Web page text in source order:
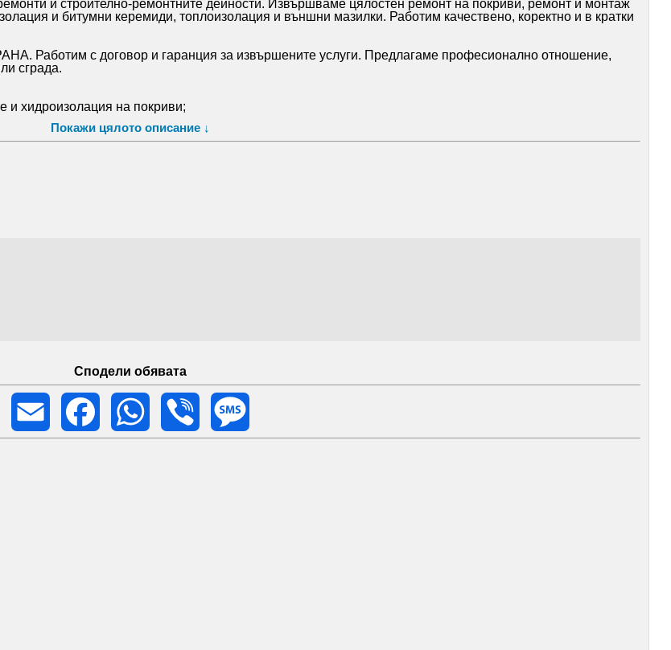
и строително-ремонтните дейности. Извършваме цялостен ремонт на покриви, ремонт и монтаж
и битумни керемиди, топлоизолация и външни мазилки. Работим качествено, коректно и в кратки
Работим с договор и гаранция за извършените услуги. Предлагаме професионално отношение,
сграда.
и хидроизолация на покриви;
ремонтна дейност;
Покажи цялото описание ↓
Сподели обявата
Email
Facebook WhatsApp Viber